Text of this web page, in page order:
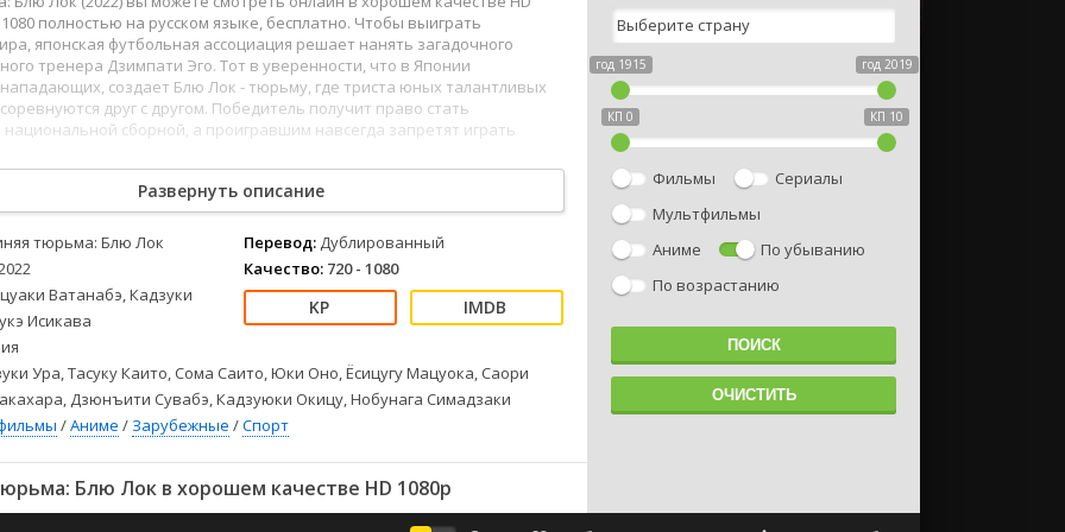
Детские
Драмы
Комедии
Спорт
Триллеры
Ужасы
Фантастика
2022
2021
Русские
Фильмы из соцетей
1080 полностью на русском языке, бесплатно. Чтобы выиграть
японская футбольная ассоциация решает нанять загадочного
тренера Дзимпати Эго. Тот в уверенности, что в Японии
создает Блю Лок - тюрьму, где триста юных талантливых
друг с другом. Победитель получит право стать
сборной, а проигравшим навсегда запретят играть
становится Ёити Исаги, который мечтает стать величайшим
мире и привести Японию к футбольной славе.
Развернуть описание
тюрьма: Блю Лок
Ватанабэ, Кадзуки
Исикава
Перевод: Дублированный
Качество: 720 - 1080
Ура, Тасуку Каито, Сома Саито, Юки Оно, Ёсицугу Мацуока, Саори
Дзюнъити Сувабэ, Кадзуюки Окицу, Нобунага Симадзаки
/Аниме / Зарубежные /Спорт
Блю Лок в хорошем качестве HD 1080p
год 1915 год 2019
КП 0 КП 10
Фильмы
Сериалы
Мультфильмы
Аниме
По убыванию
По возрастанию